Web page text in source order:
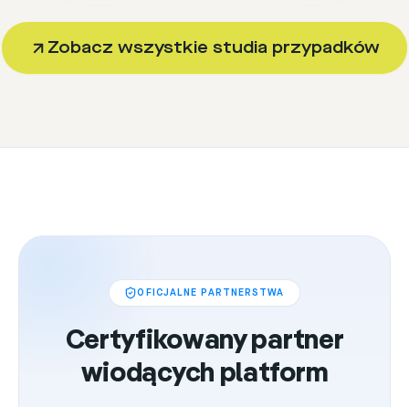
Zobacz wszystkie studia przypadków
OFICJALNE PARTNERSTWA
Certyfikowany partner
wiodących platform